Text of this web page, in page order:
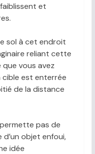
et
sol à cet endroit
reliant cette
vous avez
cible est enterrée
de la distance
pas de
objet enfoui,
idée